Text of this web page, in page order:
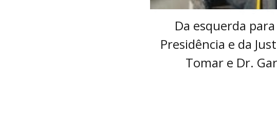
Da esquerda
Presidência e da
Tomar e Dr.